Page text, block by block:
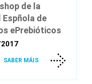
de la
Espñola de
ePrebióticos
SABER MÁIS